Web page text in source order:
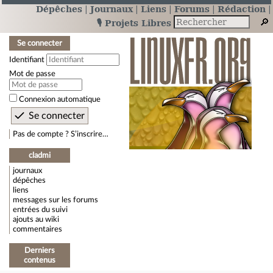
Dépêches Journaux Liens Forums
Rédaction
🎙️ Projets Libres
Se connecter
Identifiant
Mot de passe
Connexion automatique
Pas de compte ? S’inscrire…
cladmi
journaux
dépêches
liens
messages sur les forums
entrées du suivi
ajouts au wiki
commentaires
Derniers
contenus